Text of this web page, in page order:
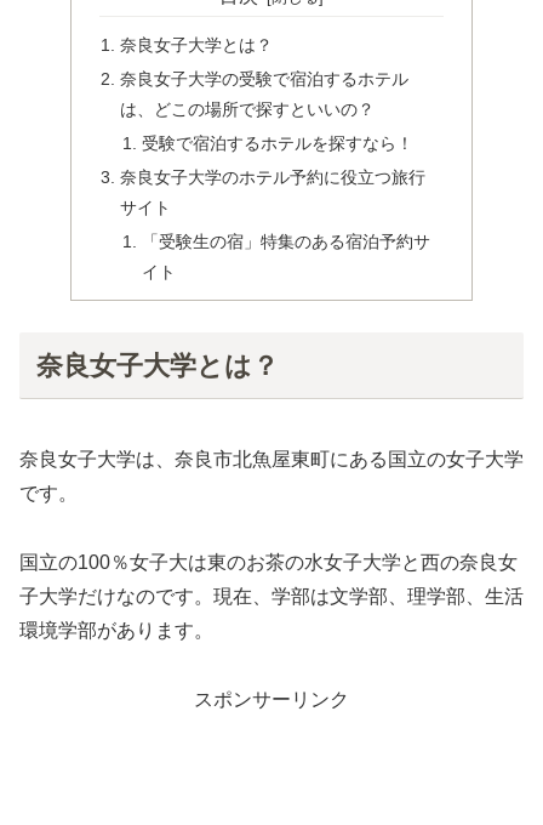
奈良女子大学とは？
奈良女子大学の受験で宿泊するホテル
は、どこの場所で探すといいの？
受験で宿泊するホテルを探すなら！
奈良女子大学のホテル予約に役立つ旅行
サイト
「受験生の宿」特集のある宿泊予約サ
イト
奈良女子大学とは？
奈良女子大学は、奈良市北魚屋東町にある国立の女子大学
です。
国立の100％女子大は東のお茶の水女子大学と西の奈良女
子大学だけなのです。現在、学部は文学部、理学部、生活
環境学部があります。
スポンサーリンク